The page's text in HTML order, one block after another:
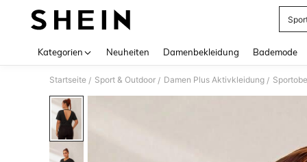
Kategorien Neuheiten Damenbekleidung Bademode
Startseite / Sport & Outdoor / Damen Plus Aktivkleidung /